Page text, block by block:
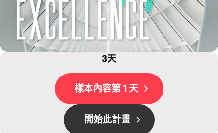
3天
樣本內容第 1 天
開始此計畫